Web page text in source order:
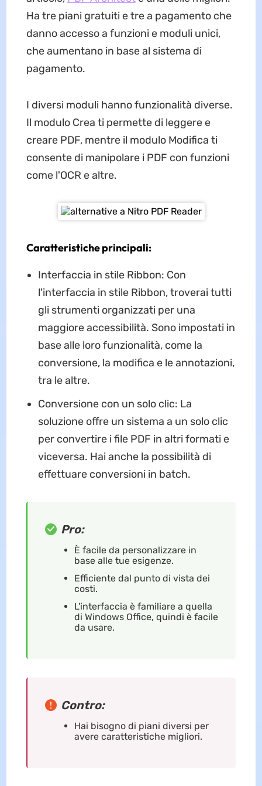
Ha tre piani gratuiti e tre a pagamento che
danno accesso a funzioni e moduli unici,
che aumentano in base al sistema di
pagamento.
I diversi moduli hanno funzionalità diverse.
Il modulo Crea ti permette di leggere e
creare PDF, mentre il modulo Modifica ti
consente di manipolare i PDF con funzioni
come l'OCR e altre.
Caratteristiche principali:
Interfaccia in stile Ribbon: Con
l'interfaccia in stile Ribbon, troverai tutti
gli strumenti organizzati per una
maggiore accessibilità. Sono impostati in
base alle loro funzionalità, come la
conversione, la modifica e le annotazioni,
tra le altre.
Conversione con un solo clic: La
soluzione offre un sistema a un solo clic
per convertire i file PDF in altri formati e
viceversa. Hai anche la possibilità di
effettuare conversioni in batch.
Pro:
È facile da personalizzare in
base alle tue esigenze.
Efficiente dal punto di vista dei
costi.
L'interfaccia è familiare a quella
di Windows Office, quindi è facile
da usare.
Contro:
Hai bisogno di piani diversi per
avere caratteristiche migliori.